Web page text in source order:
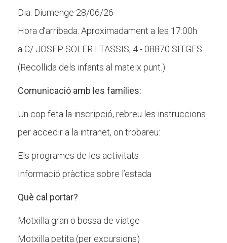
Dia: Diumenge 28/06/26
Hora d’arribada: Aproximadament a les 17:00h
a C/ JOSEP SOLER I TASSIS, 4 - 08870 SITGES
(Recollida dels infants al mateix punt.)
Comunicació amb les famílies:
Un cop feta la inscripció, rebreu les instruccions
per accedir a la intranet, on trobareu:
Els programes de les activitats
Informació pràctica sobre l’estada
Què cal portar?
Motxilla gran o bossa de viatge
Motxilla petita (per excursions)